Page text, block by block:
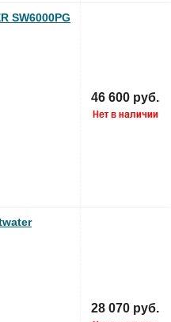
SW6000PG
46 600 руб.
28 070 руб.